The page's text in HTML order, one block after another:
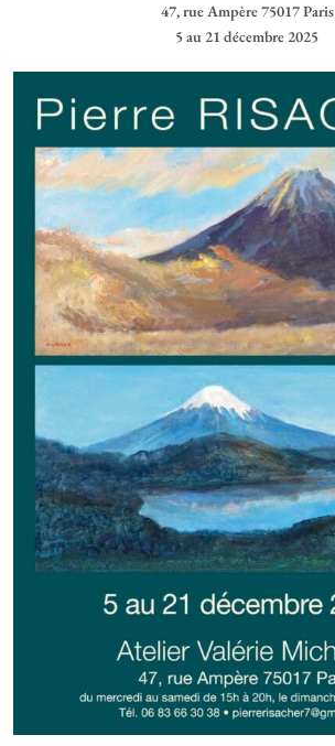
47, rue Ampère 75017 Paris
5 au 21 décembre 2025